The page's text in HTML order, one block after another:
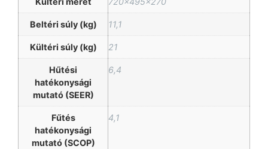
Beltéri súly (kg) 11,1
Kültéri súly (kg) 21
Hűtési
hatékonysági
mutató (SEER)
6,4
Fűtés
hatékonysági
mutató (SCOP)
4,1